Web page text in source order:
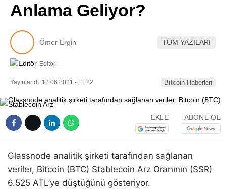
Anlama Geliyor?
Ömer Ergin TÜM YAZILARI
Editör:
Yayınlandı: 12.06.2021 - 11:22 Bitcoin Haberleri
EKLE ABONE OL
Glassnode analitik şirketi tarafından sağlanan
veriler, Bitcoin (BTC) Stablecoin Arz Oranının (SSR)
6.525 ATL’ye düştüğünü gösteriyor.